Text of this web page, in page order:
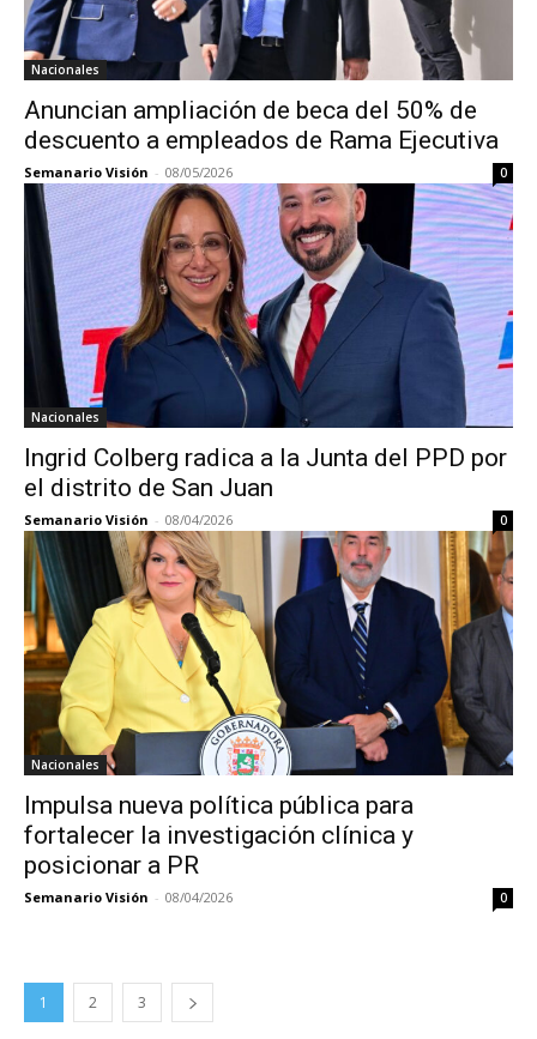
Nacionales
Anuncian ampliación de beca del 50% de
descuento a empleados de Rama Ejecutiva
Semanario Visión - 08/05/2026 0
Nacionales
Ingrid Colberg radica a la Junta del PPD por
el distrito de San Juan
Semanario Visión - 08/04/2026 0
Nacionales
Impulsa nueva política pública para
fortalecer la investigación clínica y
posicionar a PR
Semanario Visión - 08/04/2026 0
1 2 3